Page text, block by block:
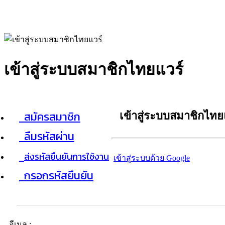
เข้าสู่ระบบสมาชิกไทยแวร์
สมัครสมาชิก
ลืมรหัสผ่าน
ส่งรหัสยืนยันการใช้งาน
กรอกรหัสยืนยัน
เข้าสู่ระบบสมาชิกไท
เข้าสู่ระบบด้วย Google